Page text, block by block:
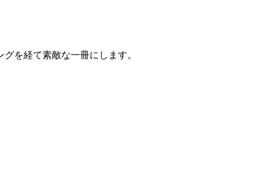
を経て素敵な一冊にします。